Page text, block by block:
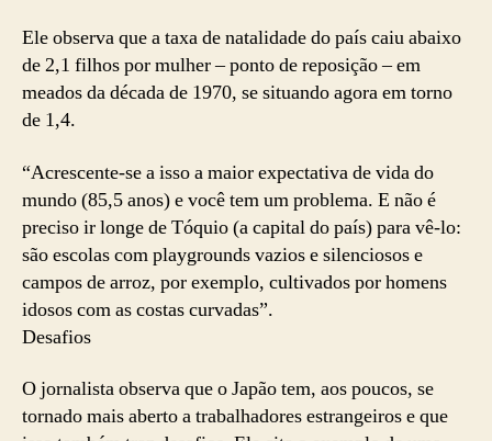
Ele observa que a taxa de natalidade do país caiu abaixo
de 2,1 filhos por mulher – ponto de reposição – em
meados da década de 1970, se situando agora em torno
de 1,4.
“Acrescente-se a isso a maior expectativa de vida do
mundo (85,5 anos) e você tem um problema. E não é
preciso ir longe de Tóquio (a capital do país) para vê-lo:
são escolas com playgrounds vazios e silenciosos e
campos de arroz, por exemplo, cultivados por homens
idosos com as costas curvadas”.
Desafios
O jornalista observa que o Japão tem, aos poucos, se
tornado mais aberto a trabalhadores estrangeiros e que